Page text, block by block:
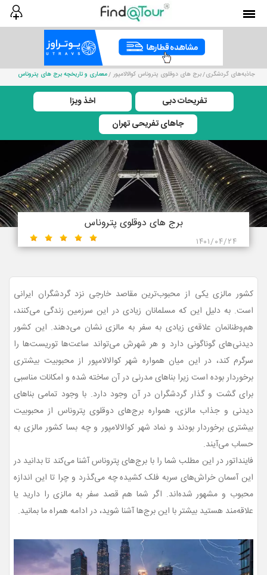
جاذبه‌های گردشگری برج های دوقلوی پتروناس کوالالامپور معماری و تاریخچه برج های پتروناس
تفریحات دبی
اخذ ویزا
جاهای تفریحی تهران
برج های دوقلوی پتروناس
۱۴۰۱/۰۴/۲۴
کشور مالزی یکی از محبوب‌ترین مقاصد خارجی نزد گردشگران ایرانی‌
است. به دلیل این که مسلمانان زیادی در این سرزمین زندگی می‌کنند،
هم‌وطنانمان علاقه‌ی زیادی به سفر به مالزی نشان می‌دهند. این کشور
دیدنی‌های گوناگونی دارد و هر شهرش می‌تواند ساعت‌ها توریست‌ها را
سرگرم کند، در این میان همواره شهر کوالالامپور از محبوبیت بیشتری
برخوردار بوده است زیرا بناهای مدرنی در آن ساخته شده و امکانات مناسبی
برای گشت و گذار گردشگران در آن وجود دارد. با وجود تمامی بناهای
دیدنی و جذاب مالزی، همواره برج‌های دوقلوی پتروناس از محبوبیت
بیشتری برخوردار بودند و نماد شهر کوالالامپور و چه بسا کشور مالزی به
حساب می‌آیند.
فاینداتور در این مطلب شما را با برج‌های پتروناس آشنا می‌کند تا بدانید در
این آسمان خراش‌های سربه فلک کشیده چه می‌گذرد و چرا تا این اندازه
محبوب و مشهور شده‌اند. اگر شما هم قصد سفر به مالزی را دارید یا
علاقه‌مند هستید بیشتر با این برج‌ها آشنا شوید، در ادامه همراه ما بمانید.